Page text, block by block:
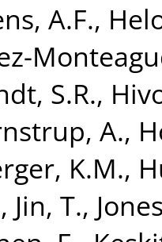
A.F.,
S.R.,
A.,
K.M.,
, Jin, T.,